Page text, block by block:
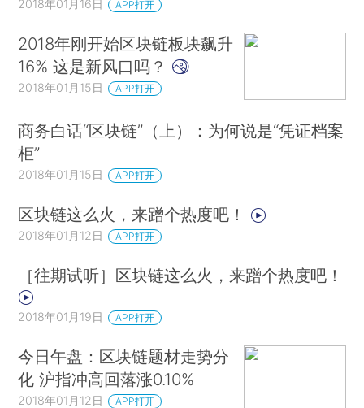
2018年01月16日 APP打开
2018年刚开始区块链板块飙升
16% 这是新风口吗？
2018年01月15日 APP打开
商务白话“区块链”（上）：为何说是“凭证档案
柜”
2018年01月15日 APP打开
区块链这么火，来蹭个热度吧！
2018年01月12日 APP打开
［往期试听］区块链这么火，来蹭个热度吧！
2018年01月19日 APP打开
今日午盘：区块链题材走势分
化 沪指冲高回落涨0.10%
2018年01月12日 APP打开